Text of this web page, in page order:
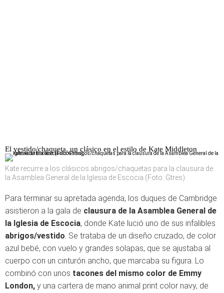
El vestido/chaqueta, un clásico en el estilo de Kate Middleton
Kate recurre a los clásicos abrigos/chaquetas para la clausura de
la Asamblea General de la Iglesia de Escocia (Foto: Gtres)
Para terminar su apretada agenda, los duques de Cambridge
asistieron a la gala de clausura de la Asamblea General de
la Iglesia de Escocia, donde Kate lució uno de sus infalibles
abrigos/vestido. Se trataba de un diseño cruzado, de color
azul bebé, con vuelo y grandes solapas, que se ajustaba al
cuerpo con un cinturón ancho, que marcaba su figura. Lo
combinó con unos tacones del mismo color de Emmy
London, y una cartera de mano animal print color navy, de